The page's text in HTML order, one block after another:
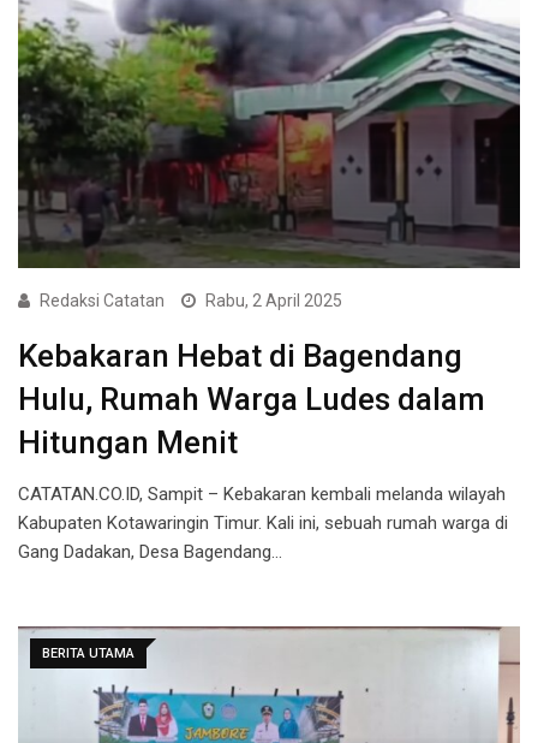
Redaksi Catatan Rabu, 2 April 2025
Kebakaran Hebat di Bagendang
Hulu, Rumah Warga Ludes dalam
Hitungan Menit
CATATAN.CO.ID, Sampit – Kebakaran kembali melanda wilayah
Kabupaten Kotawaringin Timur. Kali ini, sebuah rumah warga di
Gang Dadakan, Desa Bagendang…
BERITA UTAMA